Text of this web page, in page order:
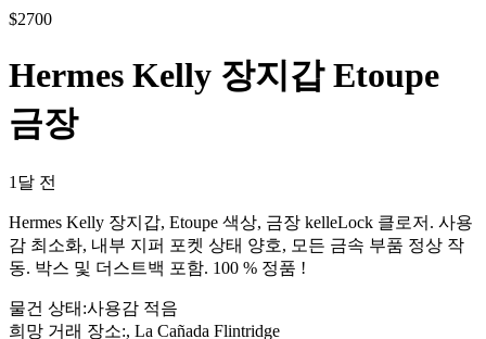
$2700
Hermes Kelly 장지갑 Etoupe
금장
1달 전
Hermes Kelly 장지갑, Etoupe 색상, 금장 kelleLock 클로저. 사용
감 최소화, 내부 지퍼 포켓 상태 양호, 모든 금속 부품 정상 작
동. 박스 및 더스트백 포함. 100 % 정품 !
물건 상태 :사용감 적음
희망 거래 장소:, La Cañada Flintridge